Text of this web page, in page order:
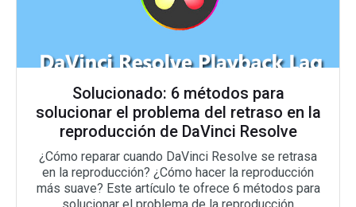
Solucionado: 6 métodos para
solucionar el problema del retraso en la
reproducción de DaVinci Resolve
¿Cómo reparar cuando DaVinci Resolve se retrasa
en la reproducción? ¿Cómo hacer la reproducción
más suave? Este artículo te ofrece 6 métodos para